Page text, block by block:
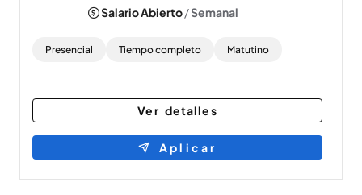
Salario Abierto/Semanal
Presencial Tiempo completo Matutino
Ver detalles
Aplicar